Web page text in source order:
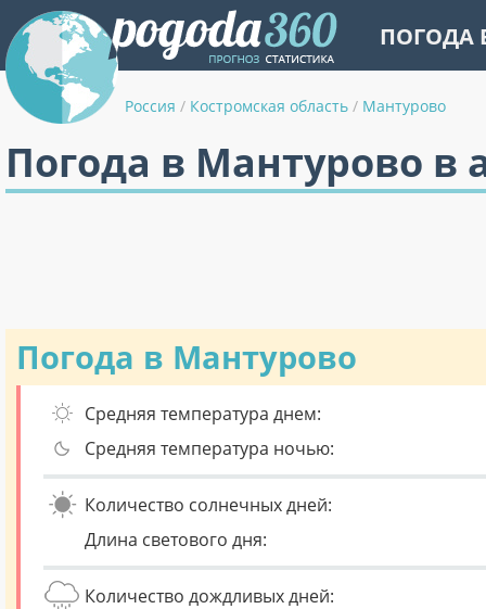
ПОГОДА
Россия / Костромская область / Мантурово
Погода в Мантурово в
Погода в Мантурово
Средняя температура днем:
Средняя температура ночью:
Количество солнечных дней:
Длина светового дня:
Количество дождливых дней: